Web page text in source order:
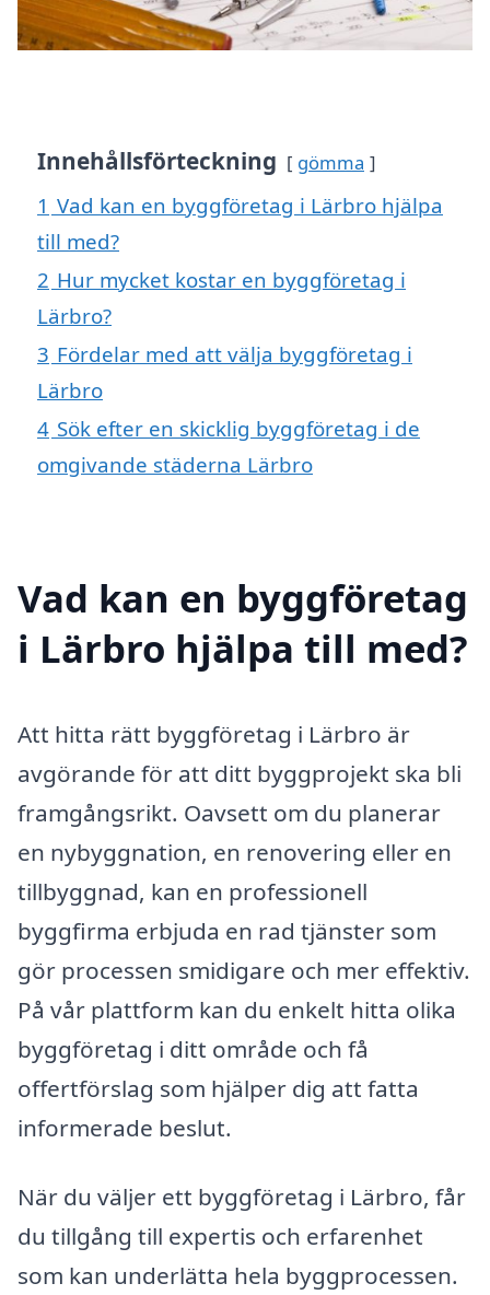
Innehållsförteckning gömma
1 Vad kan en byggföretag i Lärbro hjälpa
till med?
2 Hur mycket kostar en byggföretag i
Lärbro?
3 Fördelar med att välja byggföretag i
Lärbro
4 Sök efter en skicklig byggföretag i de
omgivande städerna Lärbro
Vad kan en byggföretag
i Lärbro hjälpa till med?
Att hitta rätt byggföretag i Lärbro är
avgörande för att ditt byggprojekt ska bli
framgångsrikt. Oavsett om du planerar
en nybyggnation, en renovering eller en
tillbyggnad, kan en professionell
byggfirma erbjuda en rad tjänster som
gör processen smidigare och mer effektiv.
På vår plattform kan du enkelt hitta olika
byggföretag i ditt område och få
offertförslag som hjälper dig att fatta
informerade beslut.
När du väljer ett byggföretag i Lärbro, får
du tillgång till expertis och erfarenhet
som kan underlätta hela byggprocessen.